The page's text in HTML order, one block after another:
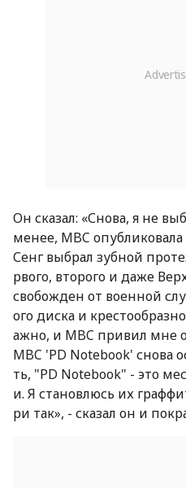
Он сказал: «Снова, я не
менее, MBC
Сенг выбрал зубной
рвого, второго и даже
свобожден от военной
ого диска и
ажно, и MBC привил мне
MBC 'PD Notebook' снова
ть, "PD Notebook" - это
и. Я становлюсь их
ри так», - сказал он и